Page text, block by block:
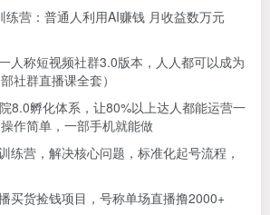
练营：普通人利用AI赚钱 月收益数万元
人称短视频社群3.0版本，人人都可以成为
社群直播课全套）
8.0孵化体系，让80%以上达人都能运营一
作简单，一部手机就能做
练营，解决核心问题，标准化起号流程，
买货捡钱项目，号称单场直播撸2000+